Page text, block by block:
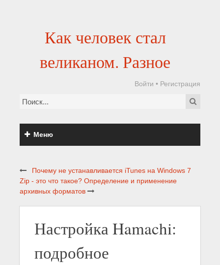
Как человек стал
великаном. Разное
Войти • Регистрация
Меню
Почему не устанавливается iTunes на Windows 7
Zip - это что такое? Определение и применение
архивных форматов
Настройка Hamachi:
подробное